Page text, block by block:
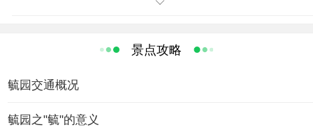
童健康及为培育医学人才倾注毕生精力。毓园之"毓"，就是
培育养育之意，故纪念园取名毓园。毓园的建筑，布局自
生平事迹展览室”，邓颖超同志亲手在园中种植的两株南洋
景点攻略
毓园交通概况
毓园之"毓"的意义